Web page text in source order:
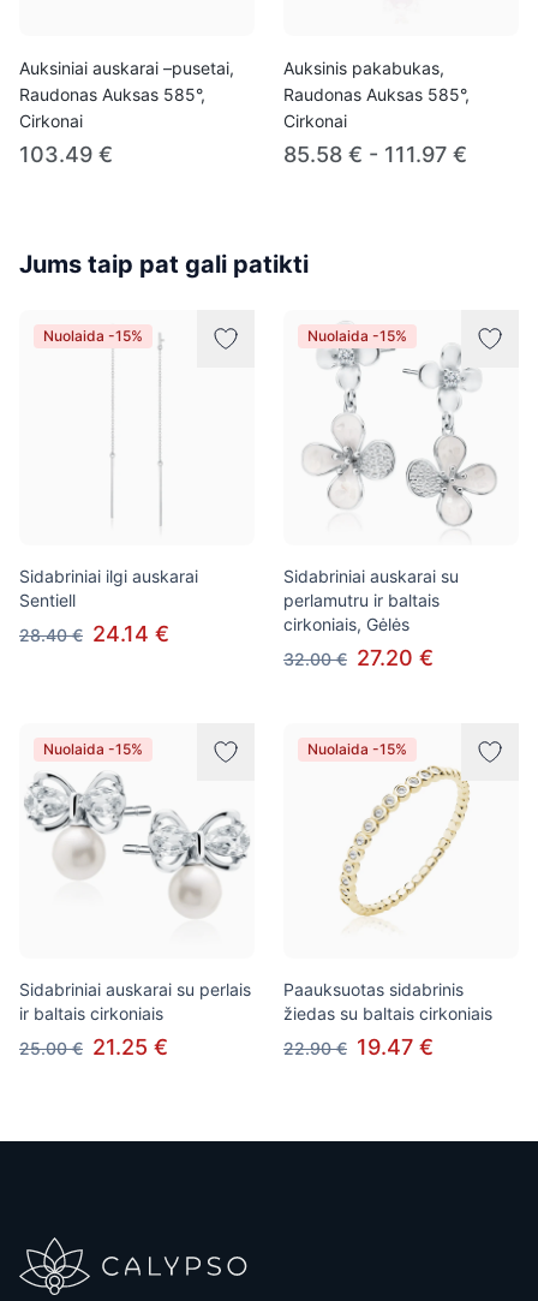
Auksiniai auskarai –pusetai,
Raudonas Auksas 585°,
Cirkonai
103.49 €
Auksinis pakabukas,
Raudonas Auksas 585°,
Cirkonai
85.58 € - 111.97 €
Jums taip pat gali patikti
Nuolaida -15%
Sidabriniai ilgi auskarai
Sentiell
28.40 € 24.14 €
Nuolaida -15%
Sidabriniai auskarai su
perlamutru ir baltais
cirkoniais, Gėlės
32.00 € 27.20 €
Nuolaida -15%
Sidabriniai auskarai su perlais
ir baltais cirkoniais
25.00 € 21.25 €
Nuolaida -15%
Paauksuotas sidabrinis
žiedas su baltais cirkoniais
22.90 € 19.47 €